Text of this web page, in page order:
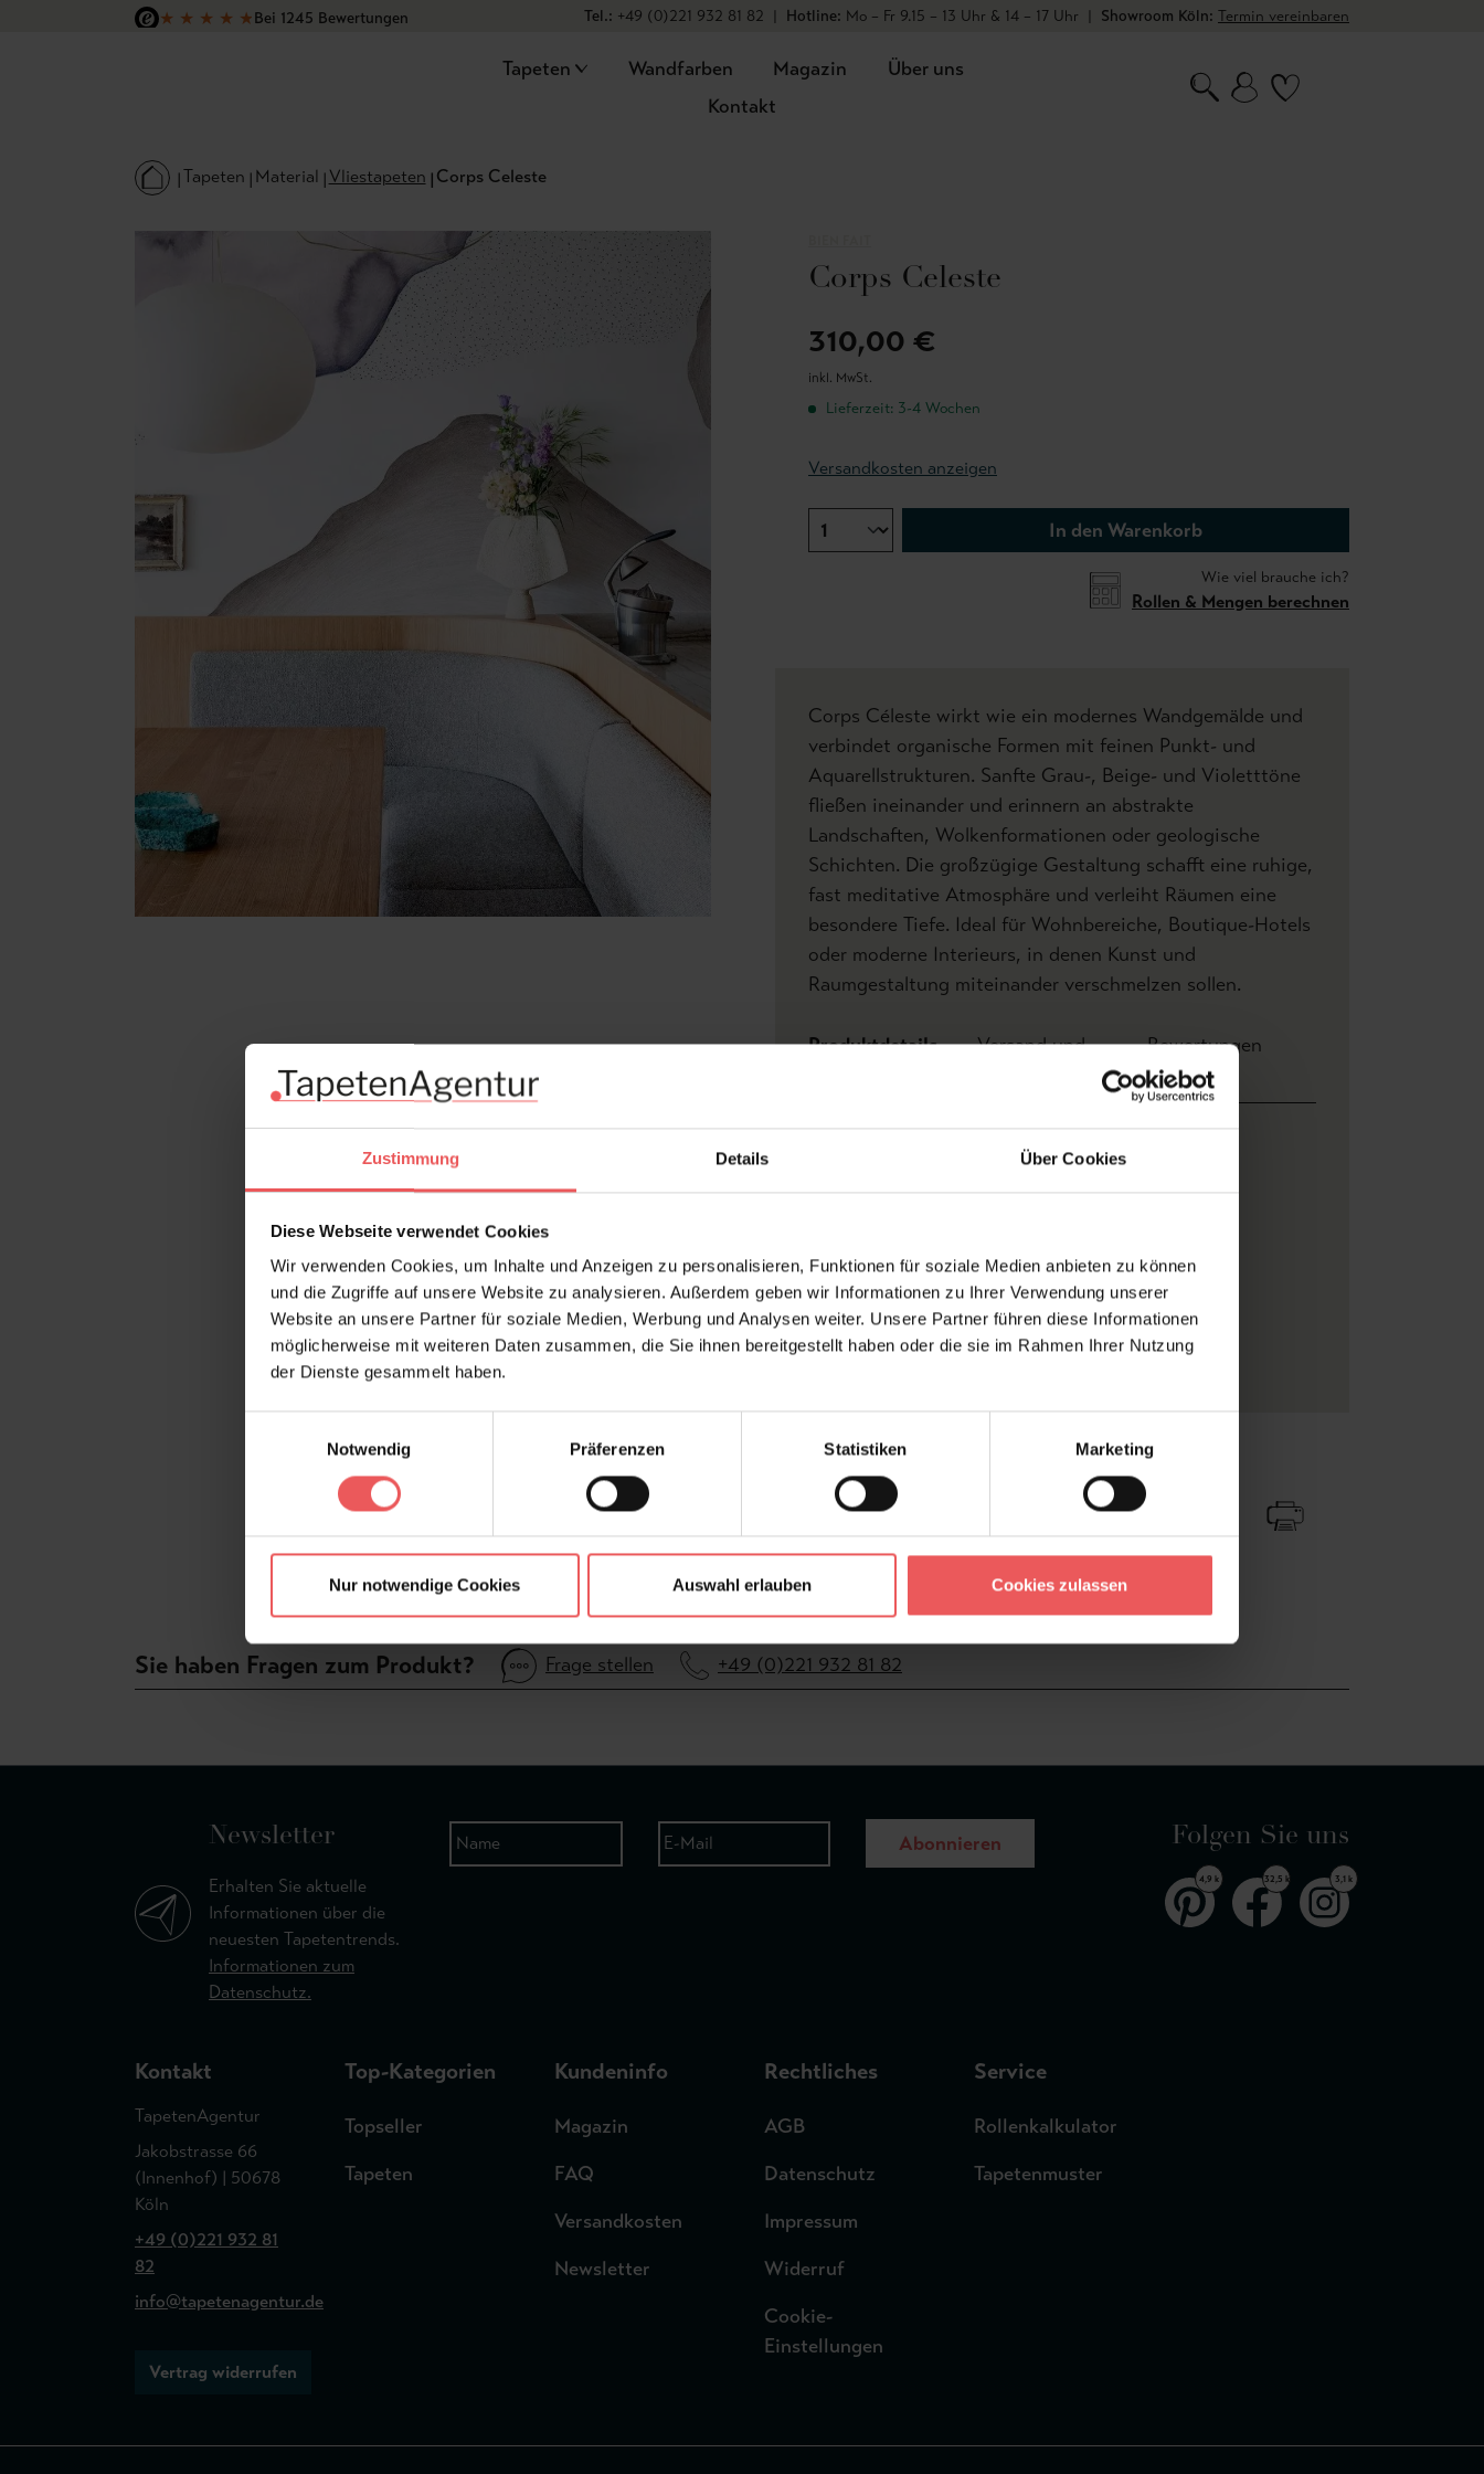
Zustimmung Details Über Cookies
Diese Webseite verwendet Cookies
Wir verwenden Cookies, um Inhalte und Anzeigen zu personalisieren, Funktionen für soziale Medien anbieten zu können
und die Zugriffe auf unsere Website zu analysieren. Außerdem geben wir Informationen zu Ihrer Verwendung unserer
Website an unsere Partner für soziale Medien, Werbung und Analysen weiter. Unsere Partner führen diese Informationen
möglicherweise mit weiteren Daten zusammen, die Sie ihnen bereitgestellt haben oder die sie im Rahmen Ihrer Nutzung
der Dienste gesammelt haben.
Notwendig
Präferenzen Statistiken Marketing
Nur notwendige Cookies Auswahl erlauben Cookies zulassen
Hauptinhalt springen
Zur Suche springen
Zur Hauptnavigation springen
★ ★ ★ ★ ★Bei 1245 Bewertungen
Tel.: +49 (0)221 932 81 82 | Hotline: Mo – Fr 9.15 – 13 Uhr & 14 – 17 Uhr | Showroom Köln: Termin vereinbaren
Tapeten Wandfarben Magazin
Über uns
Kontakt
Tapeten Material Vliestapeten Corps Celeste
Corps Celeste
310,00 €
inkl. MwSt.
Lieferzeit: 3-4 Wochen
Versandkosten anzeigen
In den Warenkorb
Wie viel brauche ich?
Rollen & Mengen berechnen
Corps Céleste wirkt wie ein modernes Wandgemälde und
verbindet organische Formen mit feinen Punkt- und
Aquarellstrukturen. Sanfte Grau-, Beige- und Violetttöne
fließen ineinander und erinnern an abstrakte
Landschaften, Wolkenformationen oder geologische
Schichten. Die großzügige Gestaltung schafft eine ruhige,
fast meditative Atmosphäre und verleiht Räumen eine
besondere Tiefe. Ideal für Wohnbereiche, Boutique-Hotels
oder moderne Interieurs, in denen Kunst und
Raumgestaltung miteinander verschmelzen sollen.
Produktdetails
Versand und
Bewertungen
Bien Fait
Farbton:
Blau
, Weiß
Kleber:
Metylan Vlies
Material:
Vlies
Sie haben Fragen zum Produkt? Frage stellen +49 (0)221 932 81 82
Newsletter
Erhalten Sie aktuelle
Informationen über die
neuesten Tapetentrends.
Informationen zum
Datenschutz.
Abonnieren Folgen Sie uns
4,9 k 32,5 k 3,1 k
Kontakt
TapetenAgentur
Jakobstrasse 66
(Innenhof) | 50678
Köln
+49 (0)221 932 81
82
info@tapetenagentur.de
Vertrag widerrufen
Top-Kategorien
Topseller
Tapeten
Kundeninfo
Magazin
FAQ
Versandkosten
Newsletter
Rechtliches
AGB
Datenschutz
Impressum
Widerruf
Cookie-
Einstellungen
Service
Rollenkalkulator
Tapetenmuster